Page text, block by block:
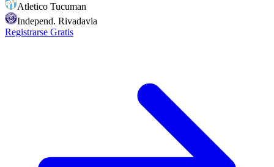
Atletico Tucuman
Independ. Rivadavia
Registrarse Gratis